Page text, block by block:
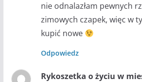
nie odnalazłam pewnych
zimowych czapek, więc w
kupić nowe
Odpowiedz
Rykoszetka o życiu w